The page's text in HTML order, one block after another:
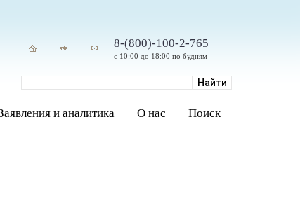
8-(800)-100-2-765
с 10:00 до 18:00 по будням
и аналитика О нас Поиск